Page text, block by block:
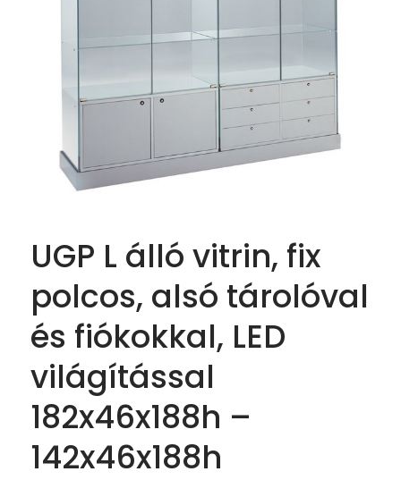
UGP L álló vitrin, fix
polcos, alsó tárolóval
és fiókokkal, LED
világítással
182x46x188h –
142x46x188h